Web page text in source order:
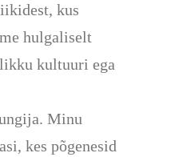
kus
hulgaliselt
kultuuri ega
Minu
kes põgenesid